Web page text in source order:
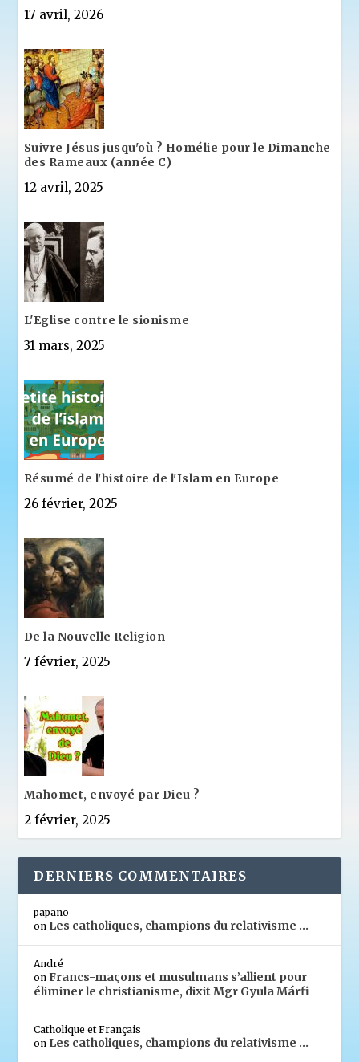
17 avril, 2026
Suivre Jésus jusqu'où ? Homélie pour le Dimanche
des Rameaux (année C)
12 avril, 2025
L'Eglise contre le sionisme
31 mars, 2025
Résumé de l'histoire de l'Islam en Europe
26 février, 2025
De la Nouvelle Religion
7 février, 2025
Mahomet, envoyé par Dieu ?
2 février, 2025
DERNIERS COMMENTAIRES
papano
on Les catholiques, champions du relativisme …
André
onFrancs-maçons et musulmans s’allient pour
éliminer le christianisme, dixit Mgr Gyula Márfi
Catholique et Français
on Les catholiques, champions du relativisme …